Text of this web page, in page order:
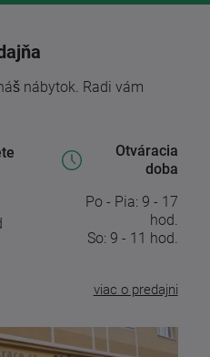
nábytok. Radi vám
Otváracia
doba
Po - Pia: 9 - 17
hod.
So: 9 - 11 hod.
viac o predajni